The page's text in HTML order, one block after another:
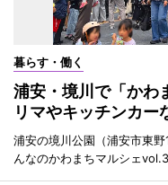
暮らす・働く
浦安・境川で「かわ
リマやキッチンカー
浦安の境川公園（浦安市東
んなのかわまちマルシェ